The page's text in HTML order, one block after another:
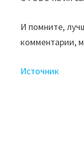
И помните,
комментарии,
Источник